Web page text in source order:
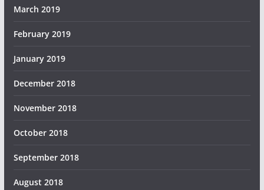
March 2019
February 2019
January 2019
December 2018
November 2018
October 2018
September 2018
August 2018